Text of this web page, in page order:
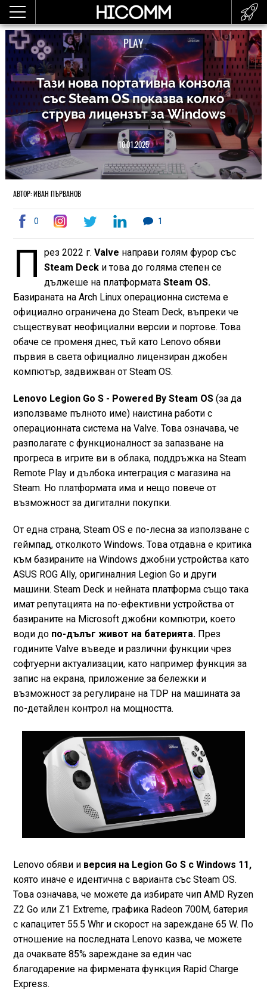
PLAY
Тази нова портативна конзола
със Steam OS показва колко
струва лицензът за Windows
10.01.2025
АВТОР: ИВАН ПЪРВАНОВ
0 1
П рез 2022 г.Valve направи голям фурор със
Steam Deck и това до голяма степен се
дължеше на платформатаSteam OS.
Базираната на Arch Linux операционна система е
официално ограничена до Steam Deck, въпреки че
съществуват неофициални версии и портове. Това
обаче се променя днес, тъй като Lenovo обяви
първия в света официално лицензиран джобен
компютър, задвижван от Steam OS.
Lenovo Legion Go S - Powered By Steam OS(за да
използваме пълното име) наистина работи с
операционната система на Valve. Това означава, че
разполагате с функционалност за запазване на
прогреса в игрите ви в облака, поддръжка на Steam
Remote Play и дълбока интеграция с магазина на
Steam. Но платформата има и нещо повече от
възможност за дигитални покупки.
От една страна, Steam OS е по-лесна за използване с
геймпад, отколкото Windows. Това отдавна е критика
към базираните на Windows джобни устройства като
ASUS ROG Ally, оригиналния Legion Go и други
машини. Steam Deck и нейната платформа също така
имат репутацията на по-ефективни устройства от
базираните на Microsoft джобни компютри, което
води до по-дълъг живот на батерията.През
годините Valve въведе и различни функции чрез
софтуерни актуализации, като например функция за
запис на екрана, приложение за бележки и
възможност за регулиране на TDP на машината за
по-детайлен контрол на мощността.
Lenovo обяви иверсия на Legion Go S с Windows 11,
която иначе е идентична с варианта със Steam OS.
Това означава, че можете да избирате чип AMD Ryzen
Z2 Go или Z1 Extreme, графика Radeon 700M, батерия
с капацитет 55.5 Whr и скорост на зареждане 65 W. По
отношение на последната Lenovo казва, че можете
да очаквате 85% зареждане за един час
благодарение на фирмената функция Rapid Charge
Express.